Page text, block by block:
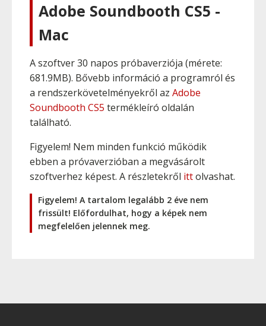
Adobe Soundbooth CS5 -
Mac
A szoftver 30 napos próbaverziója (mérete:
681.9MB). Bővebb információ a programról és
a rendszerkövetelményekről az Adobe
Soundbooth CS5 termékleíró oldalán
található.
Figyelem! Nem minden funkció működik
ebben a próvaverzióban a megvásárolt
szoftverhez képest. A részletekről ittolvashat.
Figyelem! A tartalom legalább 2 éve nem
frissült! Előfordulhat, hogy a képek nem
megfelelően jelennek meg.